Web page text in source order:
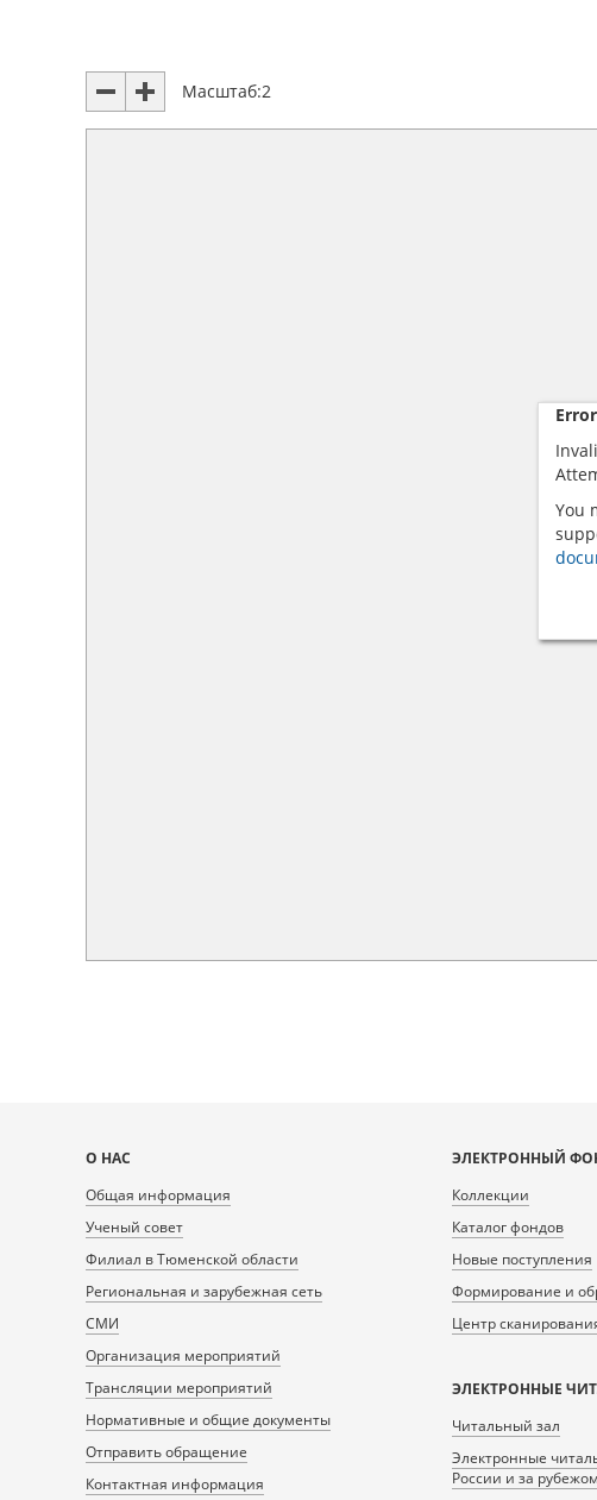
Масштаб:2
Error
You
Карта
сайта
О НАС
Общая информация
Ученый совет
Филиал в Тюменской области
Региональная и зарубежная сеть
СМИ
Организация мероприятий
Трансляции мероприятий
Нормативные и общие документы
Отправить обращение
Контактная информация
ЭЛЕКТРОННЫЙ
Коллекции
Каталог фондов
Новые поступления
Формирование и
Центр
ЭЛЕКТРОННЫЕ
Читальный зал
Электронные
России и за рубежом